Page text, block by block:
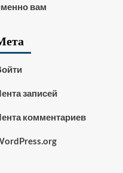
вам
записей
комментариев